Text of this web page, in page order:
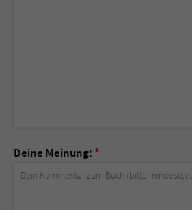
Deine Meinung: *